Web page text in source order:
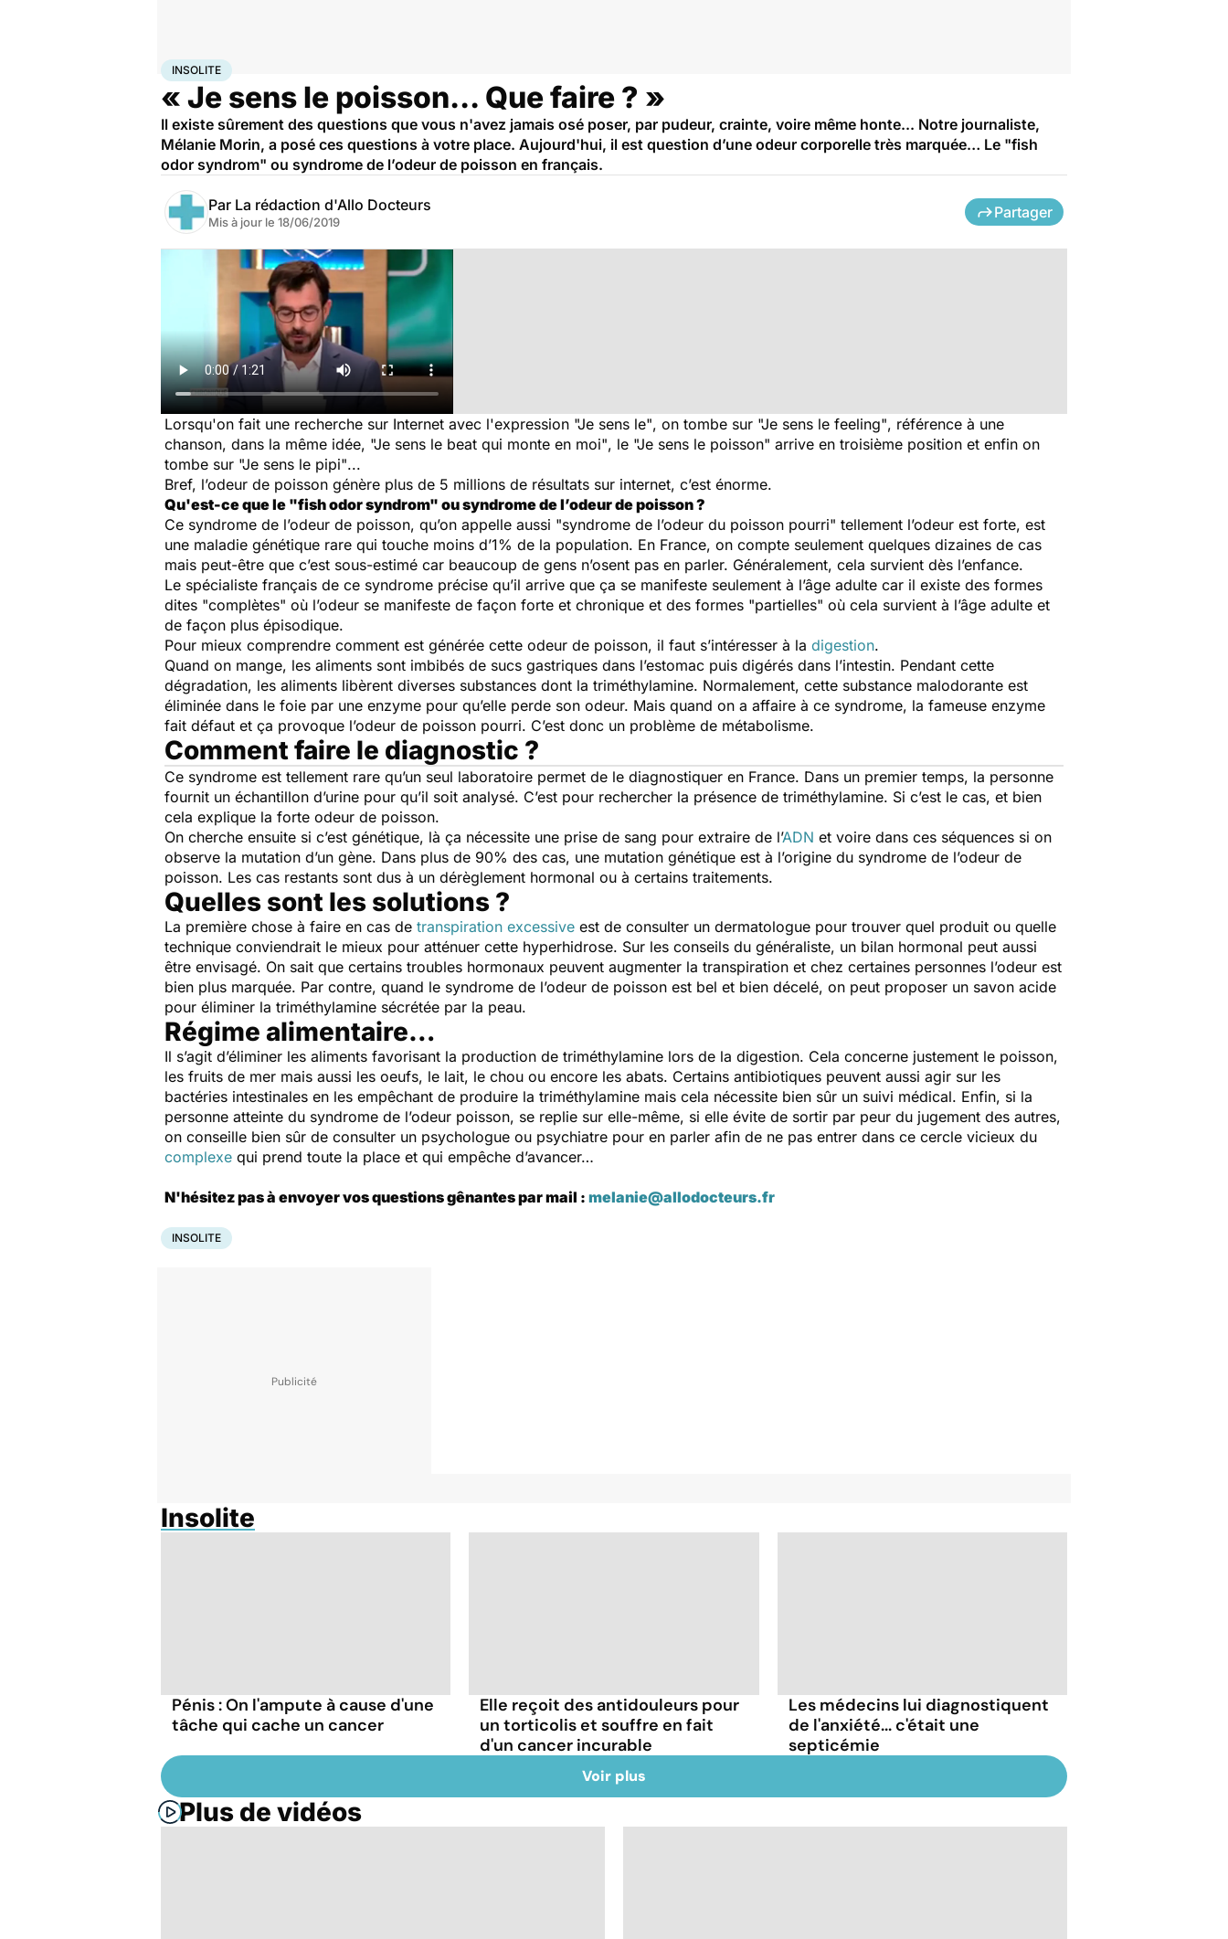
AccueilSantéInsolite
INSOLITE
« Je sens le poisson... Que faire ? »
Il existe sûrement des questions que vous n'avez jamais osé poser, par pudeur, crainte, voire même honte... Notre journaliste,
Mélanie Morin, a posé ces questions à votre place. Aujourd'hui, il est question d’une odeur corporelle très marquée… Le "fish
odor syndrom" ou syndrome de l’odeur de poisson en français.
Par La rédaction d'Allo Docteurs
Mis à jour le 18/06/2019
Partager
Lorsqu'on fait une recherche sur Internet avec l'expression "Je sens le", on tombe sur "Je sens le feeling", référence à une
chanson, dans la même idée, "Je sens le beat qui monte en moi", le "Je sens le poisson" arrive en troisième position et enfin on
tombe sur "Je sens le pipi"...
Bref, l’odeur de poisson génère plus de 5 millions de résultats sur internet, c’est énorme.
Qu'est-ce que le "fish odor syndrom" ou syndrome de l’odeur de poisson ?
Ce syndrome de l’odeur de poisson, qu’on appelle aussi "syndrome de l’odeur du poisson pourri" tellement l’odeur est forte, est
une maladie génétique rare qui touche moins d’1% de la population. En France, on compte seulement quelques dizaines de cas
mais peut-être que c’est sous-estimé car beaucoup de gens n’osent pas en parler. Généralement, cela survient dès l’enfance.
Le spécialiste français de ce syndrome précise qu’il arrive que ça se manifeste seulement à l’âge adulte car il existe des formes
dites "complètes" où l’odeur se manifeste de façon forte et chronique et des formes "partielles" où cela survient à l’âge adulte et
de façon plus épisodique.
Pour mieux comprendre comment est générée cette odeur de poisson, il faut s’intéresser à la digestion.
Quand on mange, les aliments sont imbibés de sucs gastriques dans l’estomac puis digérés dans l’intestin. Pendant cette
dégradation, les aliments libèrent diverses substances dont la triméthylamine. Normalement, cette substance malodorante est
éliminée dans le foie par une enzyme pour qu’elle perde son odeur. Mais quand on a affaire à ce syndrome, la fameuse enzyme
fait défaut et ça provoque l’odeur de poisson pourri. C’est donc un problème de métabolisme.
Comment faire le diagnostic ?
Ce syndrome est tellement rare qu’un seul laboratoire permet de le diagnostiquer en France. Dans un premier temps, la personne
fournit un échantillon d’urine pour qu’il soit analysé. C’est pour rechercher la présence de triméthylamine. Si c’est le cas, et bien
cela explique la forte odeur de poisson.
On cherche ensuite si c’est génétique, là ça nécessite une prise de sang pour extraire de l’ADN et voire dans ces séquences si on
observe la mutation d’un gène. Dans plus de 90% des cas, une mutation génétique est à l’origine du syndrome de l’odeur de
poisson. Les cas restants sont dus à un dérèglement hormonal ou à certains traitements.
Quelles sont les solutions ?
La première chose à faire en cas de transpiration excessive est de consulter un dermatologue pour trouver quel produit ou quelle
technique conviendrait le mieux pour atténuer cette hyperhidrose. Sur les conseils du généraliste, un bilan hormonal peut aussi
être envisagé. On sait que certains troubles hormonaux peuvent augmenter la transpiration et chez certaines personnes l’odeur est
bien plus marquée. Par contre, quand le syndrome de l’odeur de poisson est bel et bien décelé, on peut proposer un savon acide
pour éliminer la triméthylamine sécrétée par la peau.
Régime alimentaire…
Il s’agit d’éliminer les aliments favorisant la production de triméthylamine lors de la digestion. Cela concerne justement le poisson,
les fruits de mer mais aussi les oeufs, le lait, le chou ou encore les abats. Certains antibiotiques peuvent aussi agir sur les
bactéries intestinales en les empêchant de produire la triméthylamine mais cela nécessite bien sûr un suivi médical. Enfin, si la
personne atteinte du syndrome de l’odeur poisson, se replie sur elle-même, si elle évite de sortir par peur du jugement des autres,
on conseille bien sûr de consulter un psychologue ou psychiatre pour en parler afin de ne pas entrer dans ce cercle vicieux du
complexe qui prend toute la place et qui empêche d’avancer…
N'hésitez pas à envoyer vos questions gênantes par mail : melanie@allodocteurs.fr
INSOLITE
Insolite
Pénis : On l'ampute à cause d'une
tâche qui cache un cancer
Elle reçoit des antidouleurs pour
un torticolis et souffre en fait
d'un cancer incurable
Les médecins lui diagnostiquent
de l'anxiété... c'était une
septicémie
Voir plus
Plus de vidéos